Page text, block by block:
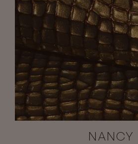
NANCY